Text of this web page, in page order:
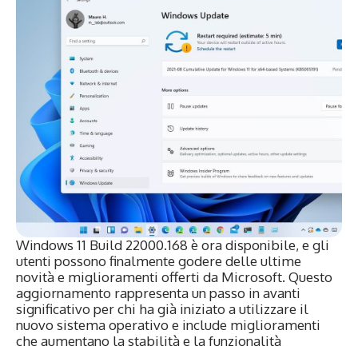
Windows 11 Build 22000.168 è ora disponibile, e gli
utenti possono finalmente godere delle ultime
novità e miglioramenti offerti da Microsoft. Questo
aggiornamento rappresenta un passo in avanti
significativo per chi ha già iniziato a utilizzare il
nuovo sistema operativo e include miglioramenti
che aumentano la stabilità e la funzionalità